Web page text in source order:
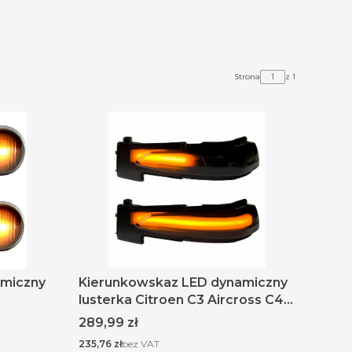
Strona z 1
Kierunkowskaz LED dynamiczny
lusterka Citroen C3 Aircross C4
Grand Picasso DS5
Cena
289,99 zł
Cena
235,76 złbez VAT